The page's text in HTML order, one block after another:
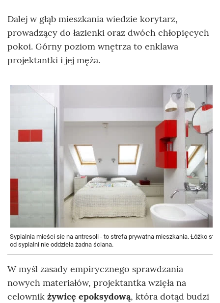
Dalej w głąb mieszkania wiedzie korytarz,
prowadzący do łazienki oraz dwóch chłopięcych
pokoi. Górny poziom wnętrza to enklawa
projektantki i jej męża.
Sypialnia mieści sie na antresoli - to strefa prywatna mieszkania. Łóżko
od sypialni nie oddziela żadna ściana.
W myśl zasady empirycznego sprawdzania
nowych materiałów, projektantka wzięła na
celownik żywicę epoksydową, która dotąd budzi